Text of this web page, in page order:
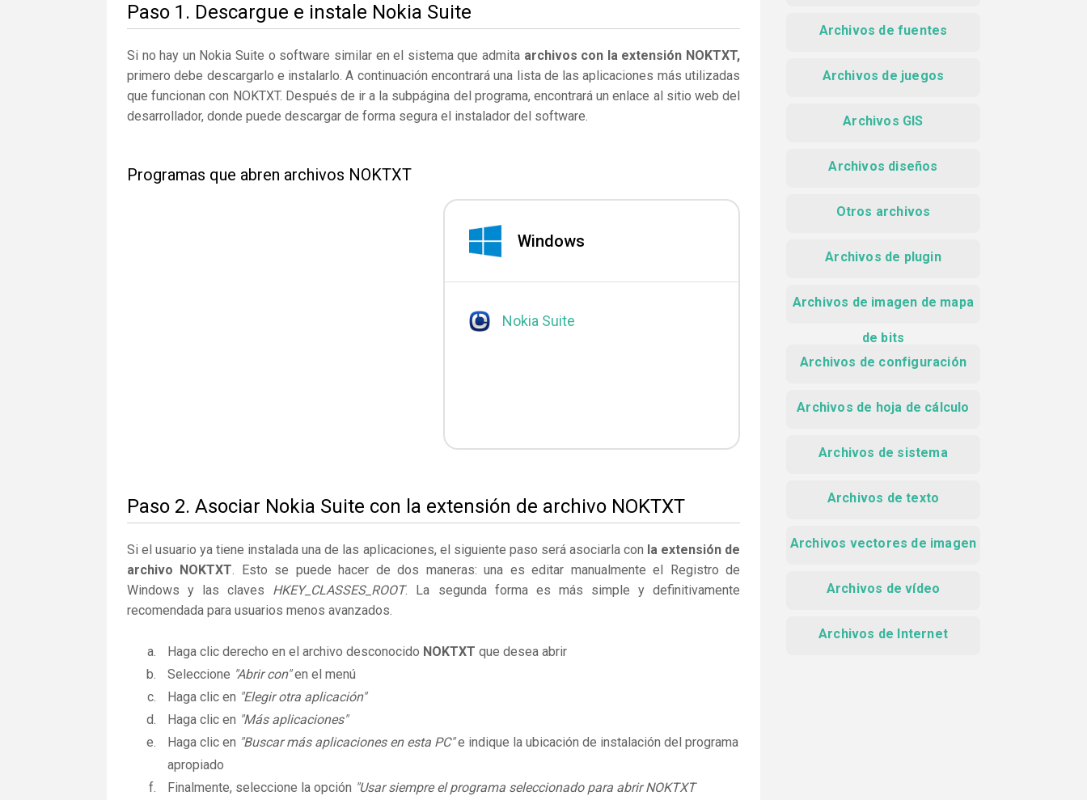
Paso 1. Descargue e instale Nokia Suite
Si no hay un Nokia Suite o software similar en el sistema que admita archivos con la extensión NOKTXT,
primero debe descargarlo e instalarlo. A continuación encontrará una lista de las aplicaciones más utilizadas
que funcionan con NOKTXT. Después de ir a la subpágina del programa, encontrará un enlace al sitio web del
desarrollador, donde puede descargar de forma segura el instalador del software.
Programas que abren archivos NOKTXT
Windows
Nokia Suite
Paso 2. Asociar Nokia Suite con la extensión de archivo NOKTXT
Si el usuario ya tiene instalada una de las aplicaciones, el siguiente paso será asociarla con la extensión de
archivo NOKTXT. Esto se puede hacer de dos maneras: una es editar manualmente el Registro de
Windows y las claves HKEY_CLASSES_ROOT. La segunda forma es más simple y definitivamente
recomendada para usuarios menos avanzados.
Haga clic derecho en el archivo desconocido NOKTXT que desea abrir
Seleccione "Abrir con"en el menú
Haga clic en "Elegir otra aplicación"
Haga clic en "Más aplicaciones"
Haga clic en "Buscar más aplicaciones en esta PC"e indique la ubicación de instalación del programa
apropiado
Finalmente, seleccione la opción "Usar siempre el programa seleccionado para abrir NOKTXT
Archivos de fuentes
Archivos de juegos
Archivos GIS
Archivos diseños
Otros archivos
Archivos de plugin
Archivos de imagen de mapa
de bits
Archivos de configuración
Archivos de hoja de cálculo
Archivos de sistema
Archivos de texto
Archivos vectores de imagen
Archivos de vídeo
Archivos de Internet